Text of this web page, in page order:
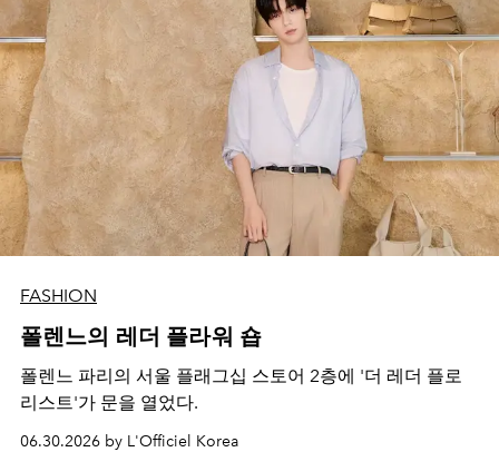
FASHION
폴렌느의 레더 플라워 숍
폴렌느 파리의 서울 플래그십 스토어 2층에 '더 레더 플로
리스트'가 문을 열었다.
06.30.2026 by L'Officiel Korea